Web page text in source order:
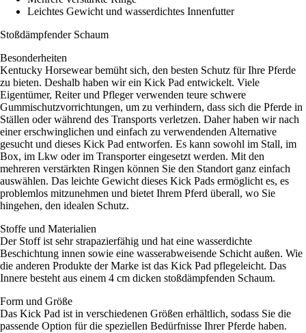
Leichtes Gewicht und wasserdichtes Innenfutter
Stoßdämpfender Schaum
Besonderheiten
Kentucky Horsewear bemüht sich, den besten Schutz für Ihre Pferde
zu bieten. Deshalb haben wir ein Kick Pad entwickelt. Viele
Eigentümer, Reiter und Pfleger verwenden teure schwere
Gummischutzvorrichtungen, um zu verhindern, dass sich die Pferde in
Ställen oder während des Transports verletzen. Daher haben wir nach
einer erschwinglichen und einfach zu verwendenden Alternative
gesucht und dieses Kick Pad entworfen. Es kann sowohl im Stall, im
Box, im Lkw oder im Transporter eingesetzt werden. Mit den
mehreren verstärkten Ringen können Sie den Standort ganz einfach
auswählen. Das leichte Gewicht dieses Kick Pads ermöglicht es, es
problemlos mitzunehmen und bietet Ihrem Pferd überall, wo Sie
hingehen, den idealen Schutz.
Stoffe und Materialien
Der Stoff ist sehr strapazierfähig und hat eine wasserdichte
Beschichtung innen sowie eine wasserabweisende Schicht außen. Wie
die anderen Produkte der Marke ist das Kick Pad pflegeleicht. Das
Innere besteht aus einem 4 cm dicken stoßdämpfenden Schaum.
Form und Größe
Das Kick Pad ist in verschiedenen Größen erhältlich, sodass Sie die
passende Option für die speziellen Bedürfnisse Ihrer Pferde haben.